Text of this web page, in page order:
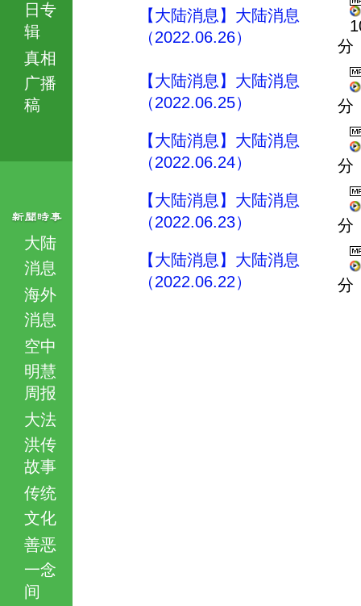
日专
辑
真相
广播
稿
大陆
消息
海外
消息
空中
明慧
周报
大法
洪传
故事
传统
文化
善恶
一念
间
【大陆消息】大陆消息
（2022.06.26）
分
【大陆消息】大陆消息
（2022.06.25）
分
【大陆消息】大陆消息
（2022.06.24）
分
【大陆消息】大陆消息
（2022.06.23）
分
【大陆消息】大陆消息
（2022.06.22）
分